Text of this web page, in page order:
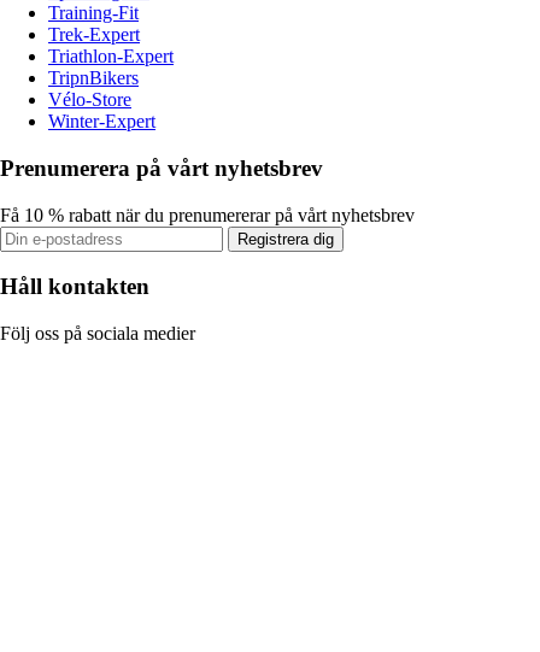
Training-Fit
Trek-Expert
Triathlon-Expert
TripnBikers
Vélo-Store
Winter-Expert
Prenumerera på vårt nyhetsbrev
Få 10 % rabatt när du prenumererar på vårt nyhetsbrev
Registrera dig
Håll kontakten
Följ oss på sociala medier